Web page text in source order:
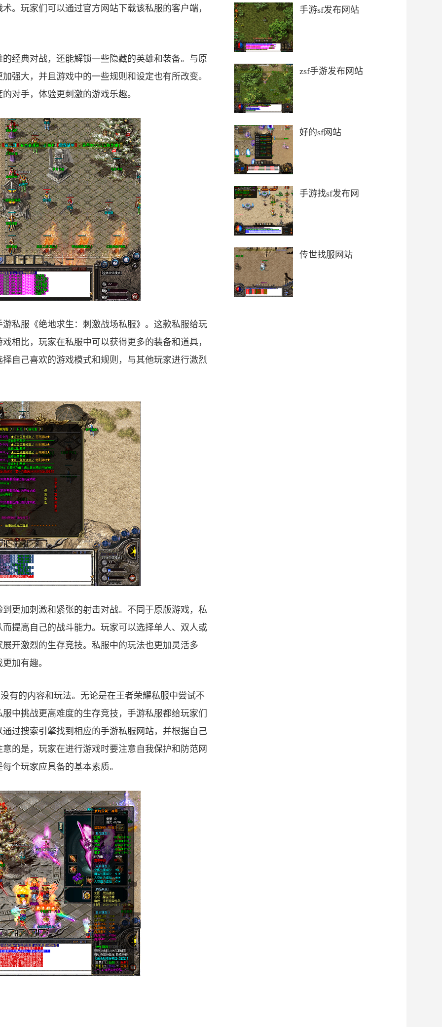
。玩家们可以通过官方网站下载该私服的客户端，
经典对战，还能解锁一些隐藏的英雄和装备。与原
强大，并且游戏中的一些规则和设定也有所改变。
对手，体验更刺激的游戏乐趣。
私服《绝地求生：刺激战场私服》。这款私服给玩
相比，玩家在私服中可以获得更多的装备和道具，
自己喜欢的游戏模式和规则，与其他玩家进行激烈
更加刺激和紧张的射击对战。不同于原版游戏，私
提高自己的战斗能力。玩家可以选择单人、双人或
开激烈的生存竞技。私服中的玩法也更加灵活多
加有趣。
有的内容和玩法。无论是在王者荣耀私服中尝试不
中挑战更高难度的生存竞技，手游私服都给玩家们
过搜索引擎找到相应的手游私服网站，并根据自己
的是，玩家在进行游戏时要注意自我保护和防范网
个玩家应具备的基本素质。
手游sf发布网站
zsf手游发布网站
好的sf网站
手游找sf发布网
传世找服网站